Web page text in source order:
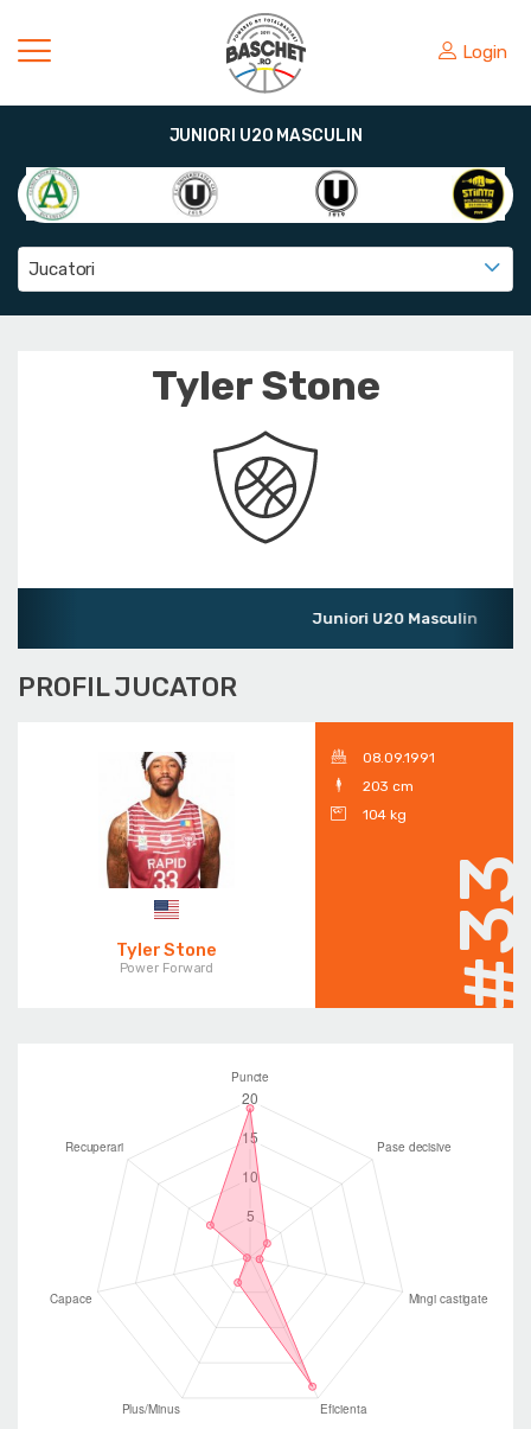
Login
JUNIORI U20 MASCULIN
Jucatori
Tyler Stone
Juniori U20 Masculin
PROFIL JUCATOR
Tyler Stone
Power Forward
08.09.1991
203 cm
104 kg